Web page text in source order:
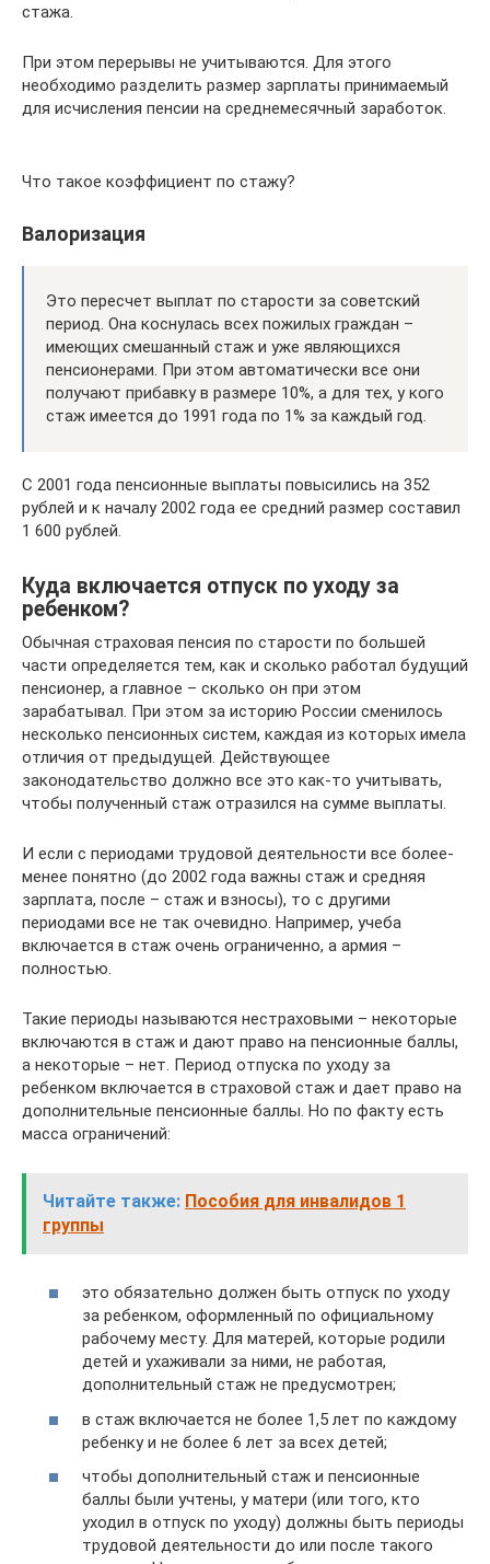
стажа.
При этом перерывы не учитываются. Для этого
необходимо разделить размер зарплаты принимаемый
для исчисления пенсии на среднемесячный заработок.
Что такое коэффициент по стажу?
Валоризация
Это пересчет выплат по старости за советский
период. Она коснулась всех пожилых граждан –
имеющих смешанный стаж и уже являющихся
пенсионерами. При этом автоматически все они
получают прибавку в размере 10%, а для тех, у кого
стаж имеется до 1991 года по 1% за каждый год.
С 2001 года пенсионные выплаты повысились на 352
рублей и к началу 2002 года ее средний размер составил
1 600 рублей.
Куда включается отпуск по уходу за
ребенком?
Обычная страховая пенсия по старости по большей
части определяется тем, как и сколько работал будущий
пенсионер, а главное – сколько он при этом
зарабатывал. При этом за историю России сменилось
несколько пенсионных систем, каждая из которых имела
отличия от предыдущей. Действующее
законодательство должно все это как-то учитывать,
чтобы полученный стаж отразился на сумме выплаты.
И если с периодами трудовой деятельности все более-
менее понятно (до 2002 года важны стаж и средняя
зарплата, после – стаж и взносы), то с другими
периодами все не так очевидно. Например, учеба
включается в стаж очень ограниченно, а армия –
полностью.
Такие периоды называются нестраховыми – некоторые
включаются в стаж и дают право на пенсионные баллы,
а некоторые – нет. Период отпуска по уходу за
ребенком включается в страховой стаж и дает право на
дополнительные пенсионные баллы. Но по факту есть
масса ограничений:
Читайте также: Пособия для инвалидов 1
группы
это обязательно должен быть отпуск по уходу
за ребенком, оформленный по официальному
рабочему месту. Для матерей, которые родили
детей и ухаживали за ними, не работая,
дополнительный стаж не предусмотрен;
в стаж включается не более 1,5 лет по каждому
ребенку и не более 6 лет за всех детей;
чтобы дополнительный стаж и пенсионные
баллы были учтены, у матери (или того, кто
уходил в отпуск по уходу) должны быть периоды
трудовой деятельности до или после такого